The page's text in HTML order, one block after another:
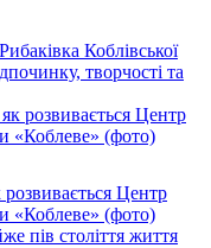
Коблівської
творчості та
Центр
«Коблеве» (фото)